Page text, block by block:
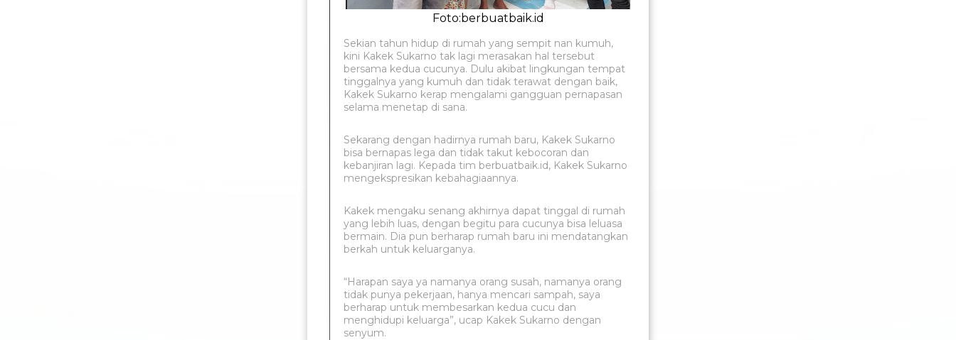
Foto:berbuatbaik.id
Sekian tahun hidup di rumah yang sempit nan kumuh,
kini Kakek Sukarno tak lagi merasakan hal tersebut
bersama kedua cucunya. Dulu akibat lingkungan tempat
tinggalnya yang kumuh dan tidak terawat dengan baik,
Kakek Sukarno kerap mengalami gangguan pernapasan
selama menetap di sana.
Sekarang dengan hadirnya rumah baru, Kakek Sukarno
bisa bernapas lega dan tidak takut kebocoran dan
kebanjiran lagi. Kepada tim berbuatbaik.id, Kakek Sukarno
mengekspresikan kebahagiaannya.
Kakek mengaku senang akhirnya dapat tinggal di rumah
yang lebih luas, dengan begitu para cucunya bisa leluasa
bermain. Dia pun berharap rumah baru ini mendatangkan
berkah untuk keluarganya.
“Harapan saya ya namanya orang susah, namanya orang
tidak punya pekerjaan, hanya mencari sampah, saya
berharap untuk membesarkan kedua cucu dan
menghidupi keluarga”, ucap Kakek Sukarno dengan
senyum.